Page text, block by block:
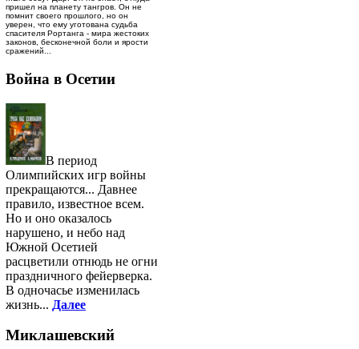
пришел на планету тангров. Он не
помнит своего прошлого, но он
уверен, что ему уготована судьба
спасителя Рортанга - мира жестоких
законов, бесконечной боли и ярости
сражений...
Война в Осетии
В период
Олимпийских игр войны
прекращаются... Давнее
правило, известное всем.
Но и оно оказалось
нарушено, и небо над
Южной Осетией
расцветили отнюдь не огни
праздничного фейерверка.
В одночасье изменилась
жизнь... Далее
Миклашевский